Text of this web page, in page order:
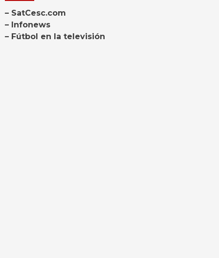
– SatCesc.com
– Infonews
– Fútbol en la televisión